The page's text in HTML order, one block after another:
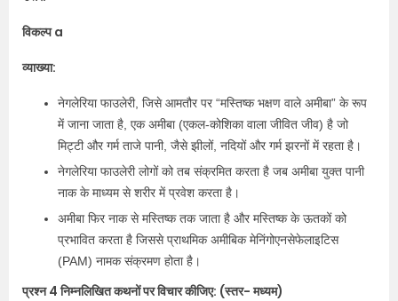
विकल्प a
व्याख्या:
नेगलेरिया फाउलेरी, जिसे आमतौर पर “मस्तिष्क भक्षण वाले अमीबा” के रूप
में जाना जाता है, एक अमीबा (एकल-कोशिका वाला जीवित जीव) है जो
मिट्टी और गर्म ताजे पानी, जैसे झीलों, नदियों और गर्म झरनों में रहता है।
नेगलेरिया फाउलेरी लोगों को तब संक्रमित करता है जब अमीबा युक्त पानी
नाक के माध्यम से शरीर में प्रवेश करता है।
अमीबा फिर नाक से मस्तिष्क तक जाता है और मस्तिष्क के ऊतकों को
प्रभावित करता है जिससे प्राथमिक अमीबिक मेनिंगोएनसेफेलाइटिस
(PAM) नामक संक्रमण होता है।
प्रश्न 4 निम्नलिखित कथनों पर विचार कीजिए: (स्तर- मध्यम)